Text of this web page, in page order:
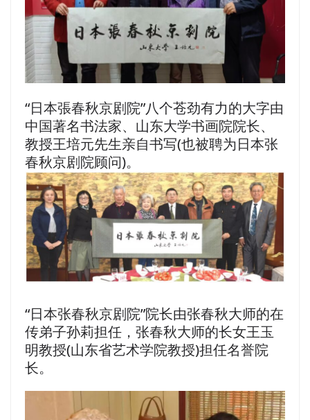
“日本張春秋京剧院”八个苍劲有力的大字由
中国著名书法家、山东大学书画院院长、
教授王培元先生亲自书写(也被聘为日本张
春秋京剧院顾问)。
“日本张春秋京剧院”院长由张春秋大师的在
传弟子孙莉担任，张春秋大师的长女王玉
明教授(山东省艺术学院教授)担任名誉院
长。